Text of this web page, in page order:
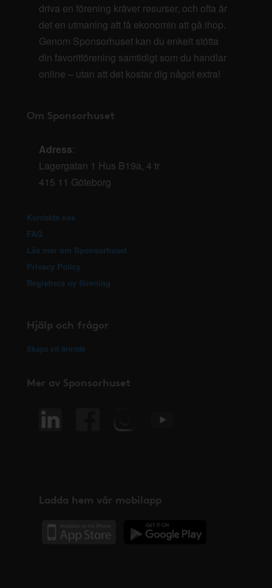
driva en förening kräver resurser, och ofta är
det en utmaning att få ekonomin att gå ihop.
Genom Sponsorhuset kan du enkelt stötta
din favoritförening samtidigt som du handlar
online – utan att det kostar dig något extra!
Om Sponsorhuset
Adress:
Lagergatan 1 Hus B19a, 4 tr
415 11 Göteborg
Kontakta oss
FAQ
Läs mer om Sponsorhuset
Privacy Policy
Registrera ny förening
Hjälp och frågor
Skapa ett ärende
Mer av Sponsorhuset
Ladda hem vår mobilapp